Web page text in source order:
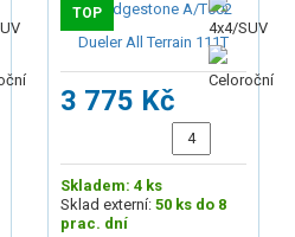
TOP
3 775 Kč
Skladem: 4 ks
Sklad externí: 50 ks do 8
prac. dní